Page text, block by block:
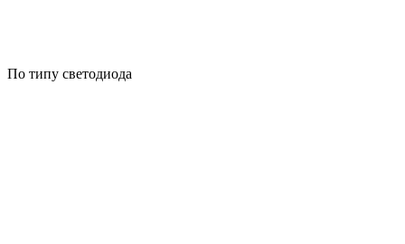
По типу светодиода